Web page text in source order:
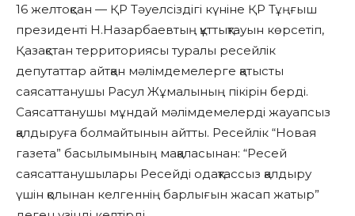
16 желтоқсан — ҚР Тәуелсіздігі күніне ҚР Тұңғыш
президенті Н.Назарбаевтың құттықтауын көрсетіп,
Қазақстан территориясы туралы ресейлік
депутаттар айтқан мәлімдемелерге қатысты
саясаттанушы Расул Жұмалының пікірін берді.
Саясаттанушы мұндай мәлімдемелерді жауапсыз
қалдыруға болмайтынын айтты. Ресейлік “Новая
газета” басылымының мақаласынан: “Ресей
саясаттанушылары Ресейді одақтассыз қалдыру
үшін қолынан келгеннің барлығын жасап жатыр”